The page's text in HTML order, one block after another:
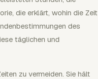
die erklärt, wohin die Zeit
des
täglichen und
zu vermeiden. Sie hält